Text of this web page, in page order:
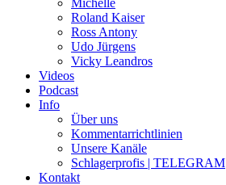
Michelle
Roland Kaiser
Ross Antony
Udo Jürgens
Vicky Leandros
Videos
Podcast
Info
Über uns
Kommentarrichtlinien
Unsere Kanäle
Schlagerprofis | TELEGRAM
Kontakt